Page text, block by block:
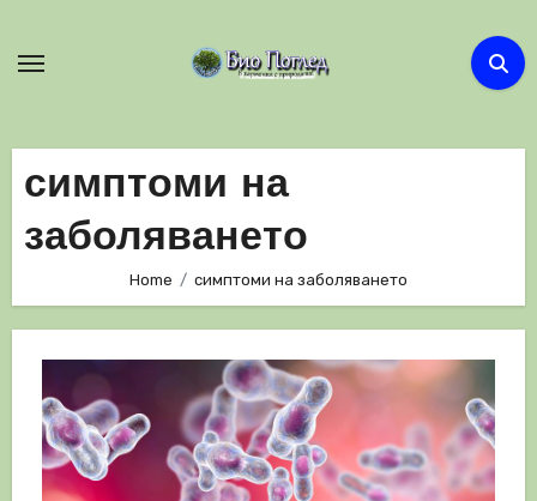
симптоми на
заболяването
Home симптоми на заболяването